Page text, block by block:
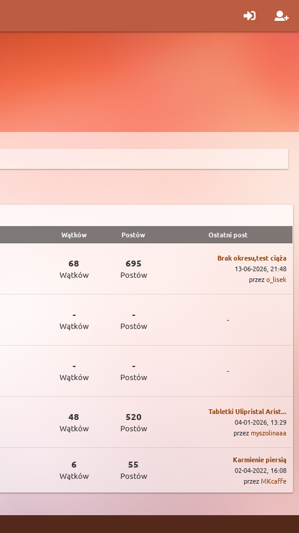
Wątków Postów Ostatni post
68
Wątków
695
Postów
Brak okresu,test ciąża
13-06-2026, 21:48
przezo_lisek
-
Wątków
-
Postów
-
-
Wątków
-
Postów
-
48
Wątków
520
Postów
Tabletki Ulipristal Arist...
04-01-2026, 13:29
przezmyszolinaaa
6
Wątków
55
Postów
Karmienie piersią
02-04-2022, 16:08
przezMKcaffe